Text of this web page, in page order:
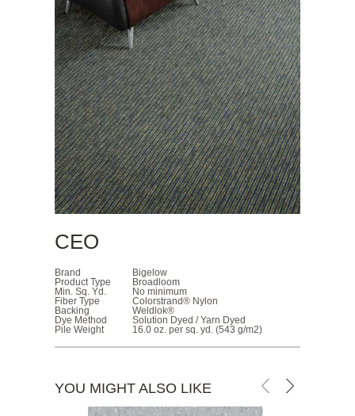
CEO
Brand
Bigelow
Product Type Broadloom
Min. Sq. Yd.
No minimum
Fiber Type
Colorstrand® Nylon
Backing
Weldlok®
Dye Method
Solution Dyed / Yarn Dyed
Pile Weight
16.0 oz. per sq. yd. (543 g/m2)
YOU MIGHT ALSO LIKE